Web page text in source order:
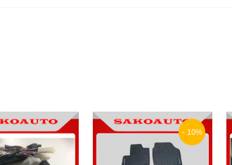
- 10%